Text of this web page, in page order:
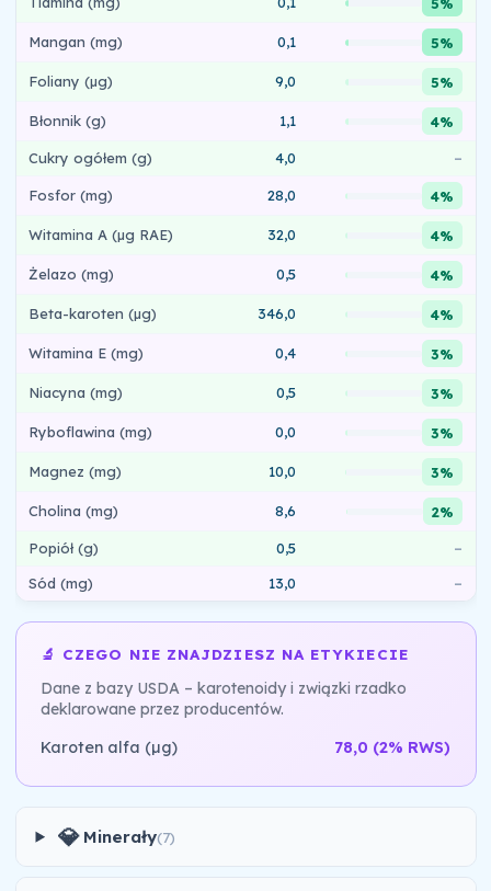
Mangan (mg) 0,1 5%
Foliany (µg) 9,0 5%
Błonnik (g) 1,1 4%
Cukry ogółem (g) 4,0 –
Fosfor (mg) 28,0 4%
Witamina A (µg RAE) 32,0 4%
Żelazo (mg) 0,5 4%
Beta-karoten (µg) 346,0 4%
Witamina E (mg) 0,4 3%
Niacyna (mg) 0,5 3%
Ryboflawina (mg) 0,0 3%
Magnez (mg) 10,0 3%
Cholina (mg) 8,6 2%
Popiół (g) 0,5
–
Sód (mg)
13,0 –
🔬 CZEGO NIE ZNAJDZIESZ NA ETYKIECIE
Dane z bazy USDA – karotenoidy i związki rzadko
deklarowane przez producentów.
Karoten alfa (µg)
78,0 (2% RWS)
💎 Minerały(7)